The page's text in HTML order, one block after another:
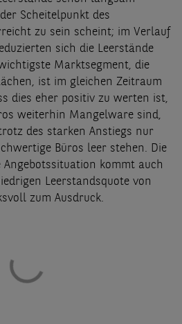
Scheitelpunkt des
zu sein scheint; im Verlauf
sich die Leerstände
Marktsegment, die
ist im gleichen Zeitraum
dies eher positiv zu werten ist,
weiterhin Mangelware sind,
des starken Anstiegs nur
Büros leer stehen. Die
kommt auch
Leerstandsquote von
zum Ausdruck.